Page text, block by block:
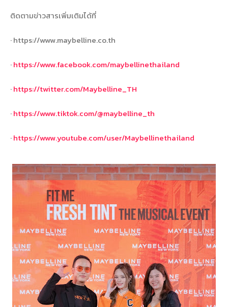
ติดตามข่าวสารเพิ่มเติมได้ที่
· https://www.maybelline.co.th
·https://www.facebook.com/maybellinethailand
·https://twitter.com/Maybelline_TH
·https://www.tiktok.com/@maybelline_th
·https://www.youtube.com/user/Maybellinethailand